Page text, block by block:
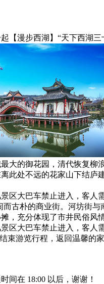
【漫步西湖】 “天下西湖
大的御花园，清代恢复柳
此处不远的花家山下结
区大巴车禁止进入，客人
古朴的商业街。河坊街
，充分体现了市井民俗风
区大巴车禁止进入，客人
束游览行程，返回温馨的
间在 18:00 以后，谢谢！